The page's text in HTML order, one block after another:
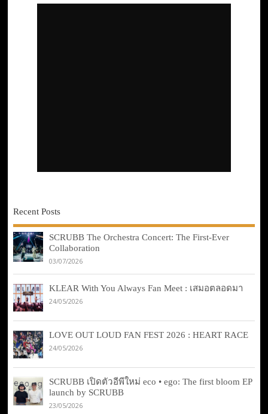
Recent Posts
SCRUBB The Orchestra Concert: The First-Ever
Collaboration
03/07/2026
KLEAR With You Always Fan Meet : เสมอตลอดมา
24/05/2026
LOVE OUT LOUD FAN FEST 2026 : HEART RACE
24/05/2026
SCRUBB เปิดตัวอีพีใหม่ eco • ego: The first bloom EP
launch by SCRUBB
23/05/2026